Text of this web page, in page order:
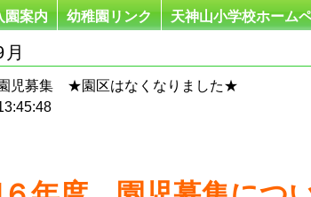
園案内 幼稚園リンク 天神山小学校ホーム
園児募集 ★園区はなくなりました★